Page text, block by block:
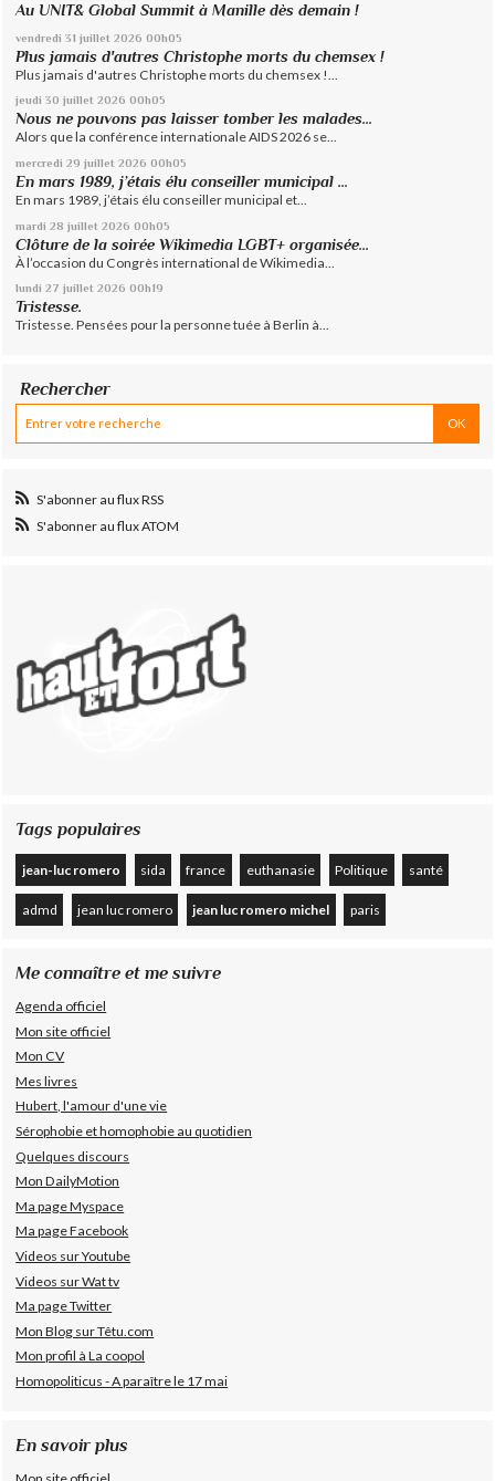
Au UNIT& Global Summit à Manille dès demain !
vendredi 31 juillet 2026 00h05
Plus jamais d'autres Christophe morts du chemsex !
Plus jamais d'autres Christophe morts du chemsex !...
jeudi 30 juillet 2026 00h05
Nous ne pouvons pas laisser tomber les malades...
Alors que la conférence internationale AIDS 2026 se...
mercredi 29 juillet 2026 00h05
En mars 1989, j’étais élu conseiller municipal ...
En mars 1989, j’étais élu conseiller municipal et...
mardi 28 juillet 2026 00h05
Clôture de la soirée Wikimedia LGBT+ organisée...
À l’occasion du Congrès international de Wikimedia...
lundi 27 juillet 2026 00h19
Tristesse.
Tristesse. Pensées pour la personne tuée à Berlin à...
Rechercher
S'abonner au flux RSS
S'abonner au flux ATOM
Tags populaires
jean-luc romero sida france euthanasie Politique santé
admd jean luc romero jean luc romero michel paris
Me connaître et me suivre
Agenda officiel
Mon site officiel
Mon CV
Mes livres
Hubert, l'amour d'une vie
Sérophobie et homophobie au quotidien
Quelques discours
Mon DailyMotion
Ma page Myspace
Ma page Facebook
Videos sur Youtube
Videos sur Wat tv
Ma page Twitter
Mon Blog sur Têtu.com
Mon profil à La coopol
Homopoliticus - A paraître le 17 mai
En savoir plus